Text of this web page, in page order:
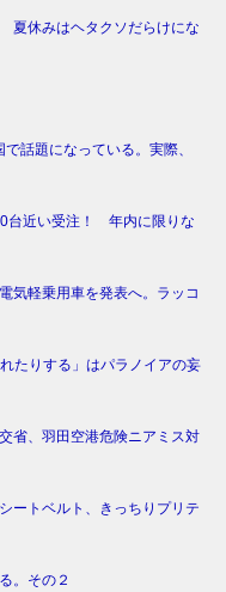
夏休みはヘタクソだらけにな
話題になっている。実際、
台近い受注！ 年内に限りな
気軽乗用車を発表へ。ラッコ
たりする」はパラノイアの妄
省、羽田空港危険ニアミス対
ートベルト、きっちりプリテ
。その２